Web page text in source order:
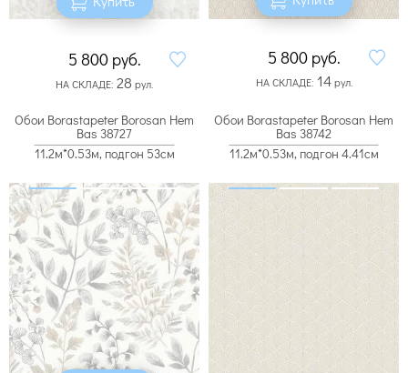
5 800 руб.
НА СКЛАДЕ: 28 рул.
5 800 руб.
НА СКЛАДЕ: 14рул.
Обои Borastapeter Borosan Hem
Bas 38727
11.2м*0.53м, подгон 53см
Обои Borastapeter Borosan Hem
Bas 38742
11.2м*0.53м, подгон 4.41см